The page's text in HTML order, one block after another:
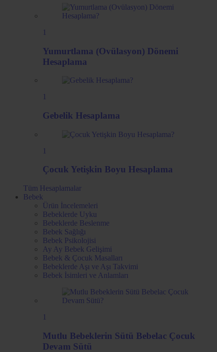
1
Yumurtlama (Ovülasyon) Dönemi
Hesaplama
1
Gebelik Hesaplama
1
Çocuk Yetişkin Boyu Hesaplama
Tüm Hesaplamalar
Bebek
Ürün İncelemeleri
Bebeklerde Uyku
Bebeklerde Beslenme
Bebek Sağlığı
Bebek Psikolojisi
Ay Ay Bebek Gelişimi
Bebek & Çocuk Masalları
Bebeklerde Aşı ve Aşı Takvimi
Bebek İsimleri ve Anlamları
1
Mutlu Bebeklerin Sütü Bebelac Çocuk
Devam Sütü